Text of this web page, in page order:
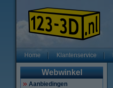
Home Klantenservice
Webwinkel
Aanbiedingen